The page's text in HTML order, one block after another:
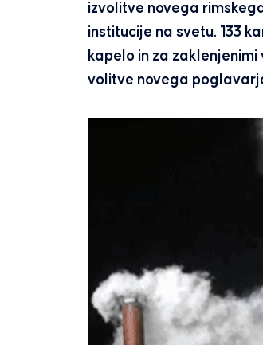
izvolitve novega
institucije na svetu. 133
kapelo in za
volitve novega